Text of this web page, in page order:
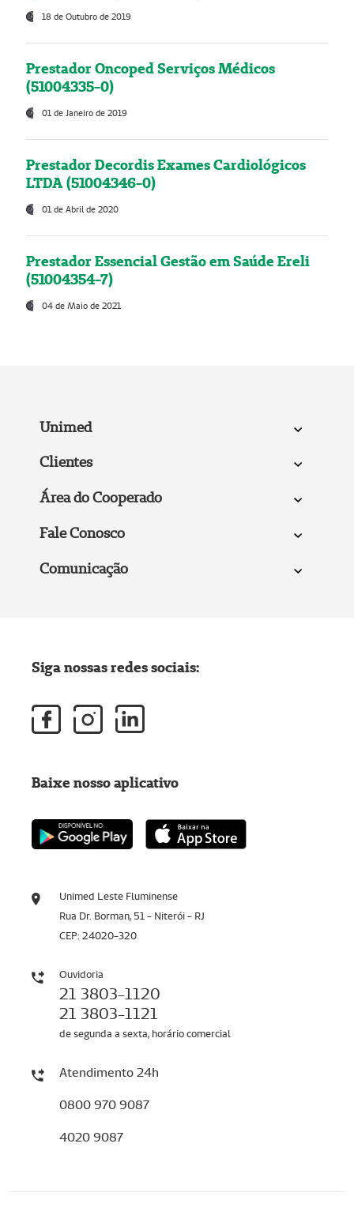
18 de Outubro de 2019
Prestador Oncoped Serviços Médicos
(51004335-0)
01 de Janeiro de 2019
Prestador Decordis Exames Cardiológicos
LTDA (51004346-0)
01 de Abril de 2020
Prestador Essencial Gestão em Saúde Ereli
(51004354-7)
04 de Maio de 2021
Unimed
Clientes
Área do Cooperado
Fale Conosco
Comunicação
Unimed Leste Fluminense
Rua Dr. Borman, 51 - Niterói - RJ
CEP: 24020-320
Ouvidoria
21 3803-1120
21 3803-1121
de segunda a sexta, horário comercial
Atendimento 24h
0800 970 9087
4020 9087
Siga nossas redes sociais:
Baixe nosso aplicativo